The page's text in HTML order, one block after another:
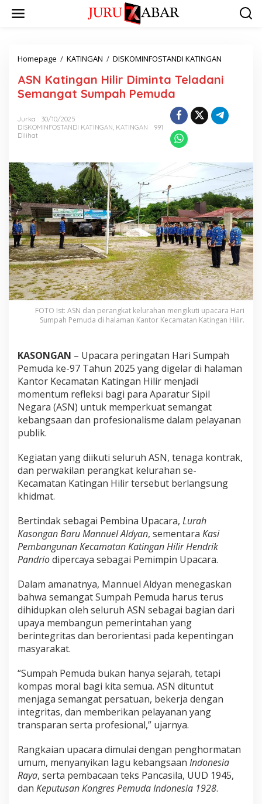
Homepage / KATINGAN / DISKOMINFOSTANDI KATINGAN
ASN Katingan Hilir Diminta Teladani
Semangat Sumpah Pemuda
Jurka
30/10/2025
DISKOMINFOSTANDI KATINGAN, KATINGAN
991
Dilihat
FOTO Ist: ASN dan perangkat kelurahan mengikuti upacara Hari
Sumpah Pemuda di halaman Kantor Kecamatan Katingan Hilir.
KASONGAN – Upacara peringatan Hari Sumpah
Pemuda ke-97 Tahun 2025 yang digelar di halaman
Kantor Kecamatan Katingan Hilir menjadi
momentum refleksi bagi para Aparatur Sipil
Negara (ASN) untuk memperkuat semangat
kebangsaan dan profesionalisme dalam pelayanan
publik.
Kegiatan yang diikuti seluruh ASN, tenaga kontrak,
dan perwakilan perangkat kelurahan se-
Kecamatan Katingan Hilir tersebut berlangsung
khidmat.
Bertindak sebagai Pembina Upacara, Lurah
Kasongan Baru Mannuel Aldyan, sementara Kasi
Pembangunan Kecamatan Katingan Hilir Hendrik
Pandriodipercaya sebagai Pemimpin Upacara.
Dalam amanatnya, Mannuel Aldyan menegaskan
bahwa semangat Sumpah Pemuda harus terus
dihidupkan oleh seluruh ASN sebagai bagian dari
upaya membangun pemerintahan yang
berintegritas dan berorientasi pada kepentingan
masyarakat.
“Sumpah Pemuda bukan hanya sejarah, tetapi
kompas moral bagi kita semua. ASN dituntut
menjaga semangat persatuan, bekerja dengan
integritas, dan memberikan pelayanan yang
transparan serta profesional,” ujarnya.
Rangkaian upacara dimulai dengan penghormatan
umum, menyanyikan lagu kebangsaan Indonesia
Raya, serta pembacaan teks Pancasila, UUD 1945,
dan Keputusan Kongres Pemuda Indonesia 1928.